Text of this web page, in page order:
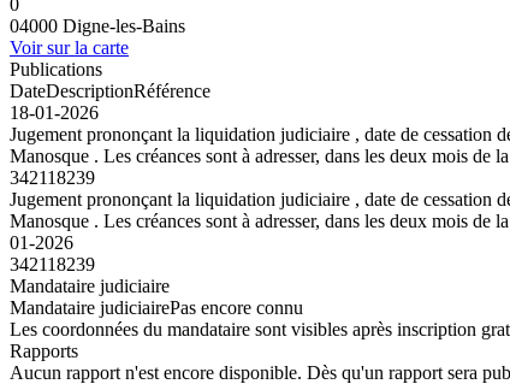
04000 Digne-les-Bains
Voir sur la carte
Publications
DateDescriptionRéférence
18-01-2026
Jugement prononçant la liquidation judiciaire , date de
Manosque . Les créances sont à adresser, dans les deux mois
342118239
Jugement prononçant la liquidation judiciaire , date de
Manosque . Les créances sont à adresser, dans les deux mois
01-2026
342118239
Mandataire judiciaire
Mandataire judiciairePas encore connu
Les coordonnées du mandataire sont visibles après inscription
Rapports
Aucun rapport n'est encore disponible. Dès qu'un rapport sera